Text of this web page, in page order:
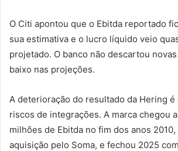
O Citi apontou que o Ebitda reportado
sua estimativa e o lucro líquido veio
projetado. O banco não descartou
baixo nas projeções.
A deterioração do resultado da Hering
riscos de integrações. A marca chegou
milhões de Ebitda no fim dos anos
aquisição pelo Soma, e fechou 2025